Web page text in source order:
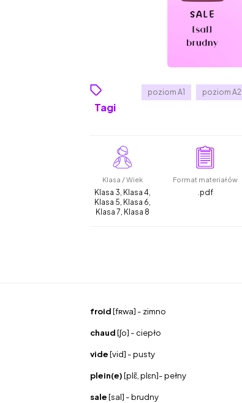
Tagi
poziom A1 poziom A2
Klasa / Wiek
Klasa 3, Klasa 4,
Klasa 5, Klasa 6,
Klasa 7, Klasa 8
Format materiałów
.pdf
froid[fʀwa] - zimno
chaud[ʃo] - ciepło
vide[vid] - pusty
plein(e)[plɛ̃, plɛn]- pełny
sale[sal] - brudny